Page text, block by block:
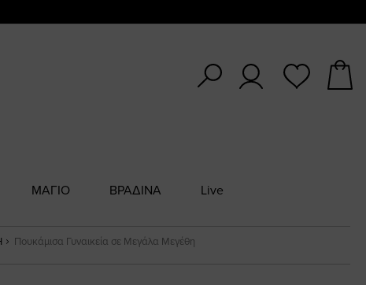
ΜΑΓΙΟ ΒΡΑΔΙΝΑ Live
Πουκάμισα Γυναικεία σε Μεγάλα Μεγέθη